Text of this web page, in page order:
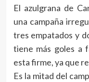
El azulgrana de
una campaña
tres empatados y
tiene más goles a
esta firme, ya que
Es la mitad del